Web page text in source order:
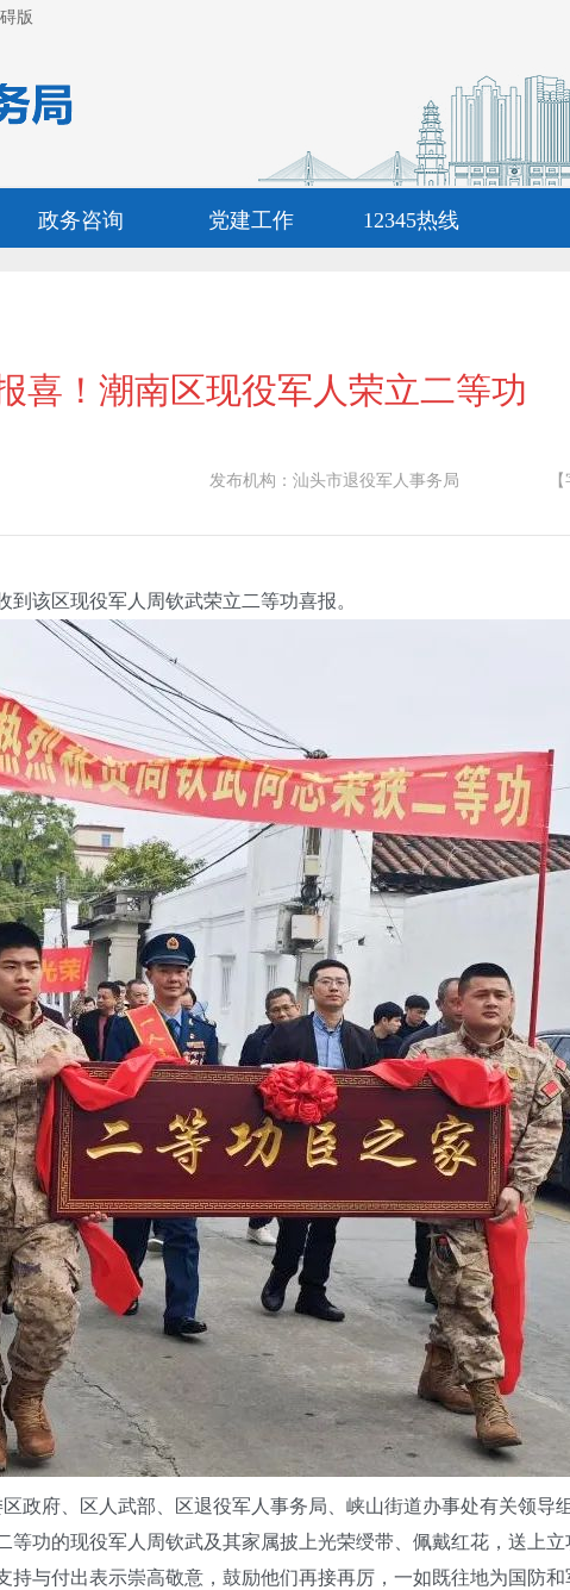
版
政务咨询 党建工作 12345热线
喜！潮南区现役军人荣立二等功
发布机构：汕头市退役军人事务局
该区现役军人周钦武荣立二等功喜报。
府、区人武部、区退役军人事务局、峡山街道办事处有关领导
功的现役军人周钦武及其家属披上光荣绶带、佩戴红花，送上
与付出表示崇高敬意，鼓励他们再接再厉，一如既往地为国防和